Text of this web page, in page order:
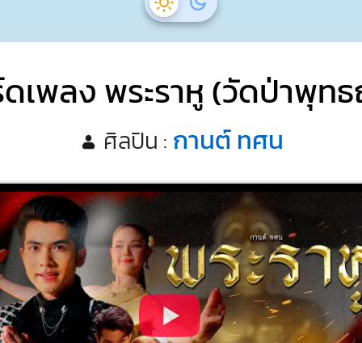
เพลง พระราหู (วัดป่าพุ
ศิลปิน : กานต์ ทศน